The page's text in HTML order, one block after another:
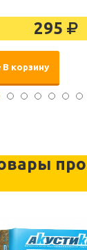
295
В корзину